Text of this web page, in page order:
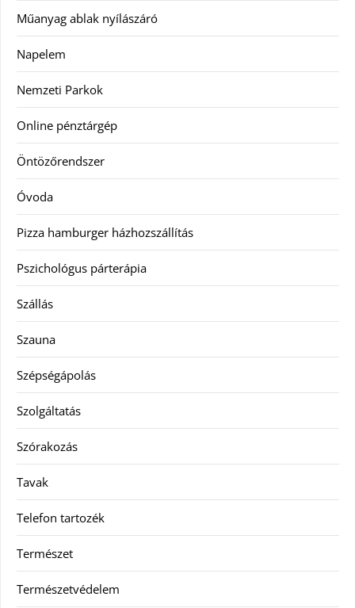
Műanyag ablak nyílászáró
Napelem
Nemzeti Parkok
Online pénztárgép
Öntözőrendszer
Óvoda
Pizza hamburger házhozszállítás
Pszichológus párterápia
Szállás
Szauna
Szépségápolás
Szolgáltatás
Szórakozás
Tavak
Telefon tartozék
Természet
Természetvédelem